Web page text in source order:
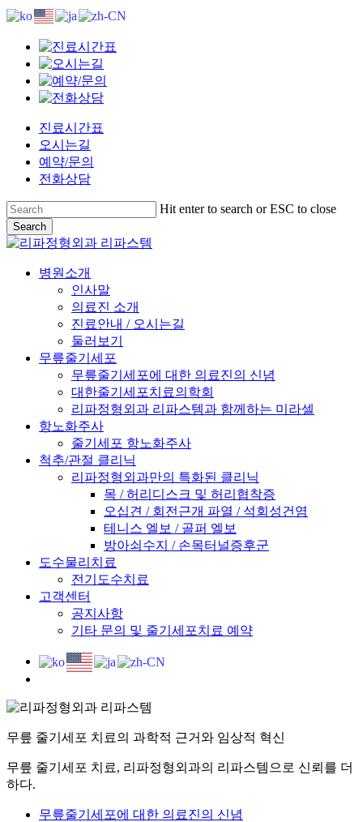
Skip
content
진료시간표
오시는길
예약/문의
전화상담
Hit enter to search or ESC to close
Search
Close
search
Menu
병원소개
인사말
의료진 소개
진료안내 / 오시는길
둘러보기
무릎줄기세포
무릎줄기세포에 대한 의료진의 신념
대한줄기세포치료의학회
리파정형외과 리파스템과 함께하는 미라셀
항노화주사
줄기세포 항노화주사
척추/관절 클리닉
리파정형외과만의 특화된 클리닉
목 / 허리디스크 및 허리협착증
오십견 / 회전근개 파열 / 석회성건염
테니스 엘보 / 골퍼 엘보
방아쇠수지 / 손목터널증후군
도수물리치료
전기도수치료
고객센터
공지사항
기타 문의 및 줄기세포치료 예약
무릎 줄기세포 치료의 과학적 근거와 임상적 혁신
무릎 줄기세포 치료, 리파정형외과의 리파스템으로 신뢰를 더
하다.
무릎줄기세포에 대한 의료진의 신념